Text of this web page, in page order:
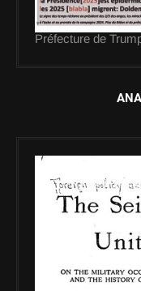
Préfecture de